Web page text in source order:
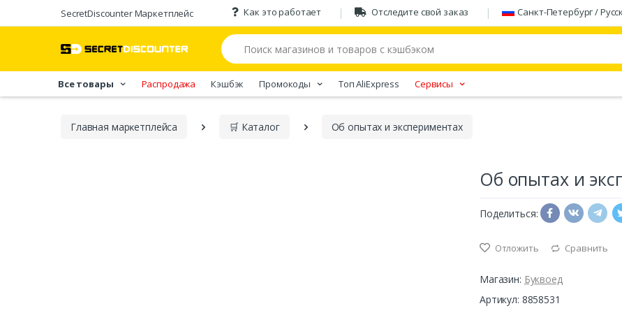
SecretDiscounter Маркетплейс Как это работает Отследите свой заказ Санкт-Петербург /
Все товары Распродажа Кэшбэк Промокоды Tоп AliExpress Сервисы
Главная марĸетплейса 🛒 Каталог Об опытах и экспериментах
Об опытах и
Поделиться:
Отложить Сравнить
Магазин: Буквоед
Артикул: 8858531